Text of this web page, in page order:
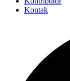
Kontak